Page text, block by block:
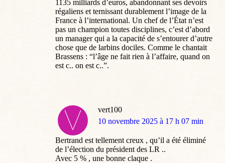
1135 milliards d’euros, abandonnant ses devoirs
régaliens et ternissant durablement l’image de la
France à l’international. Un chef de l’État n’est
pas un champion toutes disciplines, c’est d’abord
un manager qui a la capacité de s’entourer d’autre
chose que de larbins dociles. Comme le chantait
Brassens : “l’âge ne fait rien à l’affaire, quand on
est c.. on est c..”.
vert100
dit
10 novembre 2025 à 17 h 07 min
Bertrand est tellement creux , qu’il a été éliminé
de l’élection du président des LR ..
Avec 5 % , une bonne claque .